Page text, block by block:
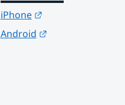
iPhone
Länk till annan
Android
Länk till annan